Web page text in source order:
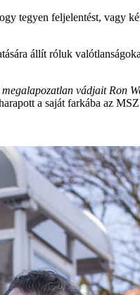
tegyen feljelentést, vagy
állít róluk
vádjait Ron
a saját farkába az